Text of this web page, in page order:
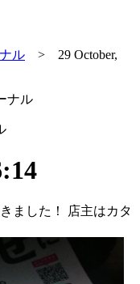
ル > 29 October,
ナル
ました！ 店主はカタ